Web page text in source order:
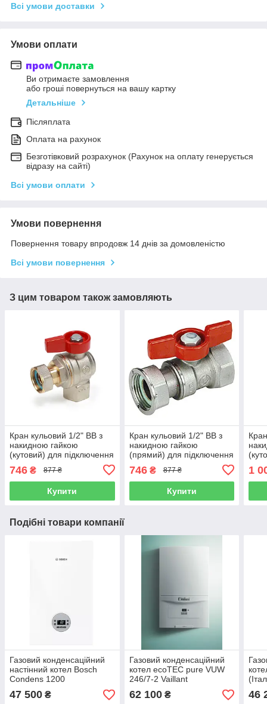
Всі умови доставки
Умови оплати
Ви отримаєте замовлення
або гроші повернуться на вашу картку
Детальніше
Післяплата
Оплата на рахунок
Безготівковий розрахунок (Рахунок на оплату генерується
відразу на сайті)
Всі умови оплати
Умови повернення
Повернення товару впродовж 14 днів за домовленістю
Всі умови повернення
З цим товаром також замовляють
Кран кульовий 1/2" ВВ з
накидною гайкою
(кутовий) для підключення
746 ₴ 877 ₴
Купити
Кран кульовий 1/2" ВВ з
накидною гайкою
(прямий) для підключення
746₴ 877 ₴
Купити
1
Подібні товари компанії
Газовий конденсаційний
настінний котел Bosch
Condens 1200
W/GC1200W 24 C 23
(Німеччина)
47 500 ₴
Газовий конденсаційний
котел ecoTEC pure VUW
246/7-2 Vaillant
(Німеччина)
62 100₴ 46